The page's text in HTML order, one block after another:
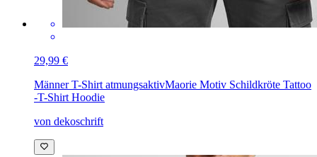
29,99 €
Männer T-Shirt atmungsaktivMaorie Motiv Schildkröte Tattoo
-T-Shirt Hoodie
von dekoschrift